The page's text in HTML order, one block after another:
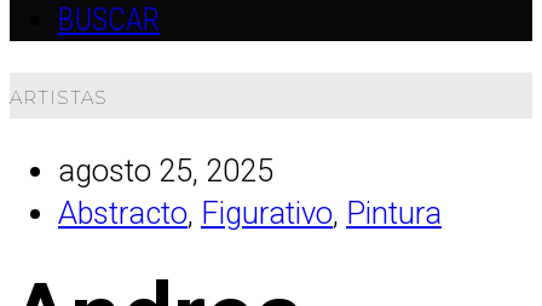
BUSCAR
ARTISTAS
agosto 25, 2025
Abstracto, Figurativo, Pintura